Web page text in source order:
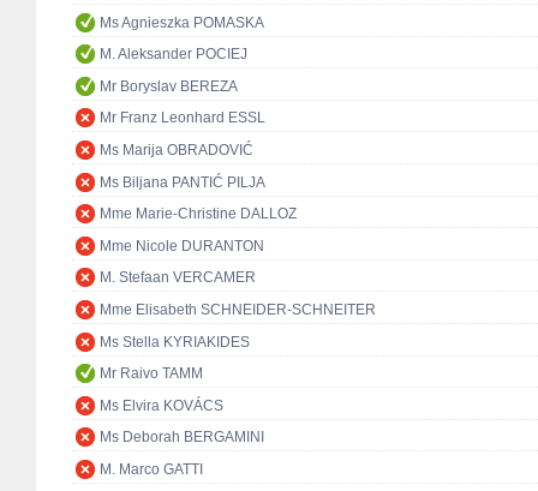
Ms Agnieszka POMASKA
M. Aleksander POCIEJ
Mr Boryslav BEREZA
Mr Franz Leonhard ESSL
Ms Marija OBRADOVIĆ
Ms Biljana PANTIĆ PILJA
Mme Marie-Christine DALLOZ
Mme Nicole DURANTON
M. Stefaan VERCAMER
Mme Elisabeth SCHNEIDER-SCHNEITER
Ms Stella KYRIAKIDES
Mr Raivo TAMM
Ms Elvira KOVÁCS
Ms Deborah BERGAMINI
M. Marco GATTI